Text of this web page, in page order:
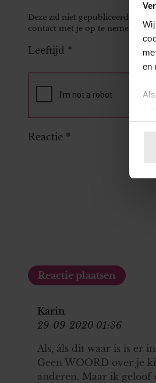
en
Deze zal niet gepubliceerd
contact met je op te nemen.
Leeftijd *
Reactie *
Karin
29-09-2020 01:36
Als, áls dit waar is is er
Geen WOORD over je
anderen. Maar ik geloof